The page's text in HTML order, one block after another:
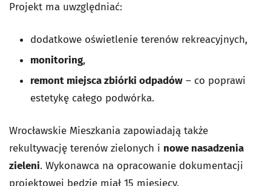
Projekt ma uwzględniać:
dodatkowe oświetlenie terenów rekreacyjnych,
monitoring,
remont miejsca zbiórki odpadów – co poprawi
estetykę całego podwórka.
Wrocławskie Mieszkania zapowiadają także
rekultywację terenów zielonych i nowe nasadzenia
zieleni. Wykonawca na opracowanie dokumentacji
projektowej będzie miał 15 miesięcy.